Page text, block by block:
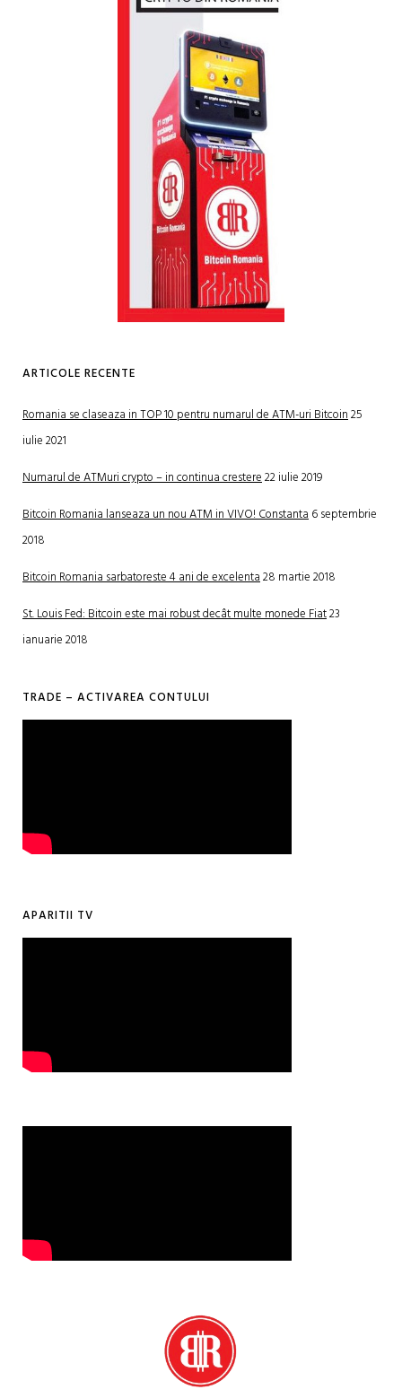
ARTICOLE RECENTE
Romania se claseaza in TOP 10 pentru numarul de ATM-uri Bitcoin25
iulie 2021
Numarul de ATMuri crypto – in continua crestere22 iulie 2019
Bitcoin Romania lanseaza un nou ATM in VIVO! Constanta6 septembrie
2018
Bitcoin Romania sarbatoreste 4 ani de excelenta28 martie 2018
St. Louis Fed: Bitcoin este mai robust decât multe monede Fiat23
ianuarie 2018
TRADE – ACTIVAREA CONTULUI
APARITII TV